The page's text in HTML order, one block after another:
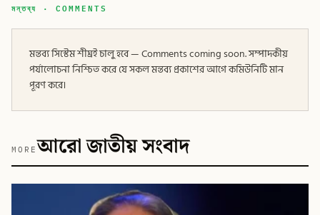
মন্তব্য · COMMENTS
মন্তব্য সিস্টেম শীঘ্রই চালু হবে — Comments coming soon. সম্পাদকীয়
পর্যালোচনা নিশ্চিত করে যে সকল মন্তব্য প্রকাশের আগে কমিউনিটি মান
পূরণ করে।
MOREআরো জাতীয় সংবাদ